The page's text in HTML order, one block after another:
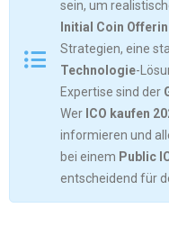
sein, um
Initial Coin
Strategien, eine
Technologie-
Expertise sind der
Wer ICO kaufen
informieren und
bei einem Public
entscheidend für